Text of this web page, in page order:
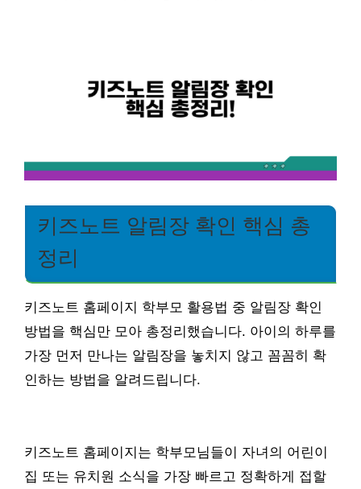
키즈노트 알림장 확인 핵심 총
정리
키즈노트 홈페이지 학부모 활용법 중 알림장 확인
방법을 핵심만 모아 총정리했습니다. 아이의 하루를
가장 먼저 만나는 알림장을 놓치지 않고 꼼꼼히 확
인하는 방법을 알려드립니다.
키즈노트 홈페이지는 학부모님들이 자녀의 어린이
집 또는 유치원 소식을 가장 빠르고 정확하게 접할